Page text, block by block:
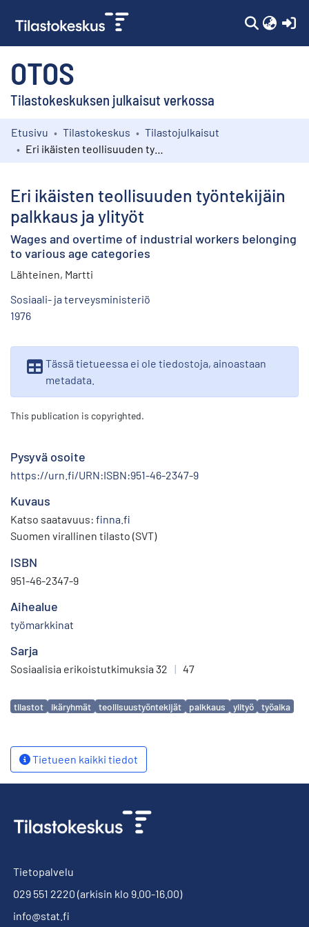
OTOS
Tilastokeskuksen julkaisut verkossa
Kokoelmat
Etusivu Tilastokeskus
Tilastojulkaisut
Eri ikäisten teollisuuden työntekijäin
palkkaus ja ylityöt
Wages and overtime of industrial workers belonging
to various age categories
Lähteinen, Martti
Sosiaali- ja terveysministeriö
1976
Tässä tietueessa ei ole tiedostoja, ainoastaan
metadata.
This publication is copyrighted.
Pysyvä osoite
https://urn.fi/URN:ISBN:951-46-2347-9
Kuvaus
Katso saatavuus: finna.fi
Suomen virallinen tilasto (SVT)
ISBN
951-46-2347-9
Aihealue
työmarkkinat
Sarja
Sosiaalisia erikoistutkimuksia 32 | 47
Avainsanat
tilastot ikäryhmät teollisuustyöntekijät palkkaus ylityö työaika
Tietueen kaikki tiedot
Tietopalvelu
029 551 2220 (arkisin klo 9.00-16.00)
info@stat.fi